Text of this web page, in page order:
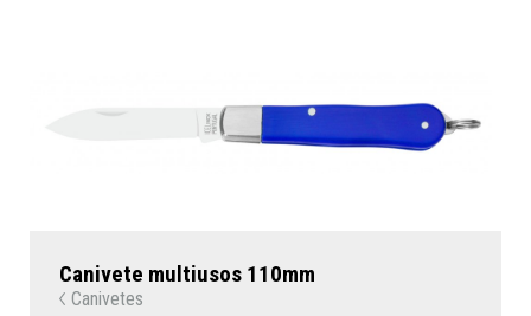
Canivete multiusos 110mm
Canivetes